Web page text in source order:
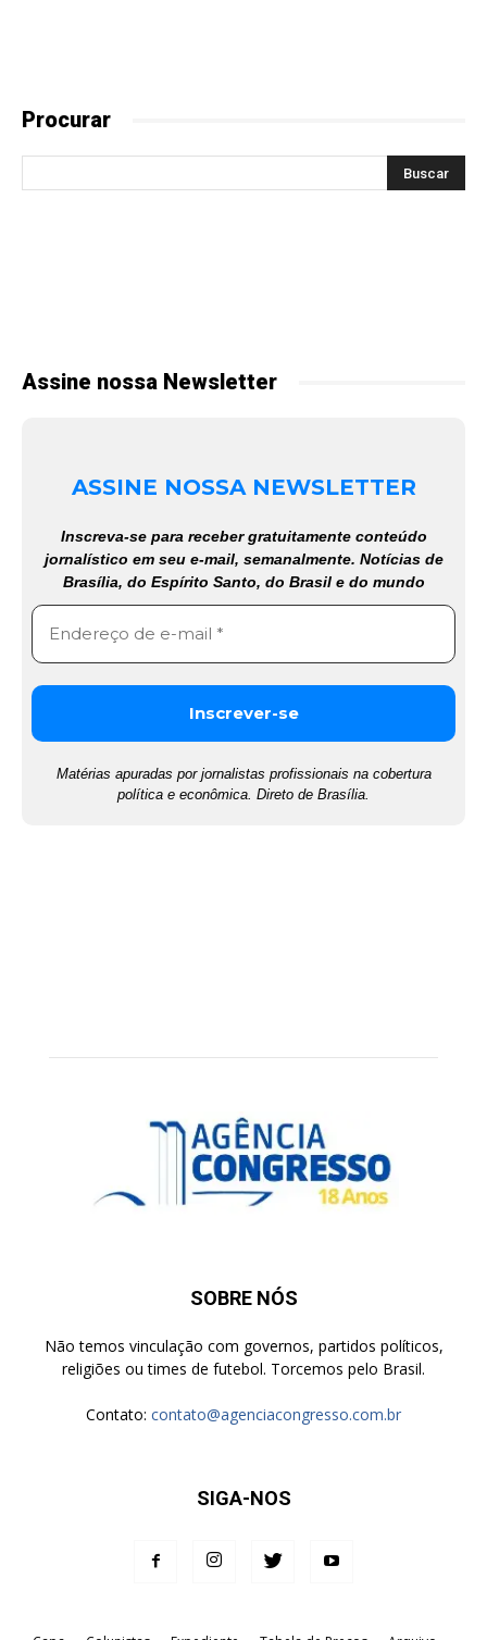
Procurar
Assine nossa Newsletter
ASSINE NOSSA NEWSLETTER
Inscreva-se para receber gratuitamente conteúdo
jornalístico em seu e-mail, semanalmente. Notícias de
Brasília, do Espírito Santo, do Brasil e do mundo
Matérias apuradas por jornalistas profissionais na cobertura
política e econômica. Direto de Brasília.
SOBRE NÓS
Não temos vinculação com governos, partidos políticos,
religiões ou times de futebol. Torcemos pelo Brasil.
Contato: contato@agenciacongresso.com.br
SIGA-NOS